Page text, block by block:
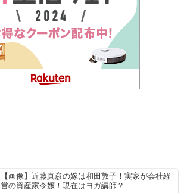
【画像】近藤真彦の嫁は和田敦子！実家が会社経
営の資産家令嬢！現在はヨガ講師？